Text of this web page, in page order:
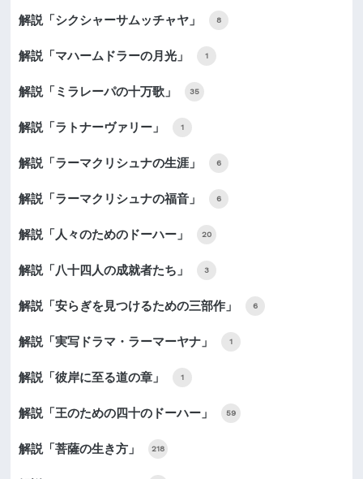
解説「シクシャーサムッチャヤ」 8
解説「マハームドラーの月光」 1
解説「ミラレーパの十万歌」 35
解説「ラトナーヴァリー」 1
解説「ラーマクリシュナの生涯」 6
解説「ラーマクリシュナの福音」 6
解説「人々のためのドーハー」 20
解説「八十四人の成就者たち」 3
解説「安らぎを見つけるための三部作」 6
解説「実写ドラマ・ラーマーヤナ」 1
解説「彼岸に至る道の章」 1
解説「王のための四十のドーハー」 59
解説「菩薩の生き方」 218